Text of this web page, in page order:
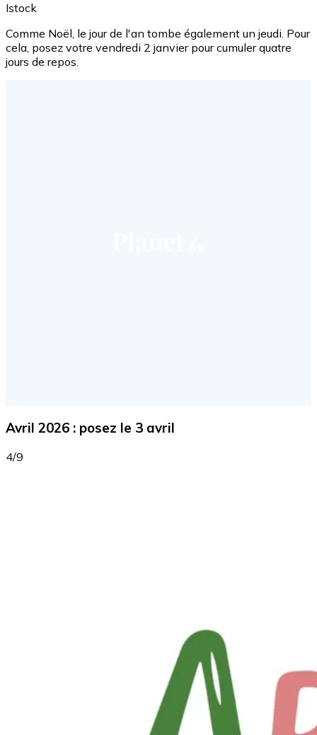
Istock
Comme Noël, le jour de l'an tombe également un jeudi. Pour
cela, posez votre vendredi 2 janvier pour cumuler quatre
jours de repos.
Avril 2026 : posez le 3 avril
4/9